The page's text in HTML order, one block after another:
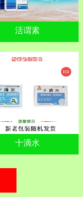
活谓素
十滴水